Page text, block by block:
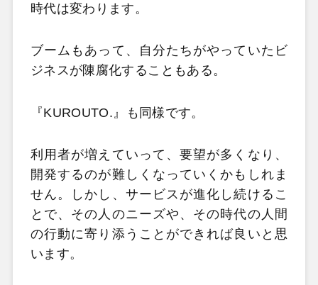
時代は変わります。
ブームもあって、自分たちがやっていたビ
ジネスが陳腐化することもある。
『KUROUTO.』も同様です。
利用者が増えていって、要望が多くなり、
開発するのが難しくなっていくかもしれま
せん。しかし、サービスが進化し続けるこ
とで、その人のニーズや、その時代の人間
の行動に寄り添うことができれば良いと思
います。